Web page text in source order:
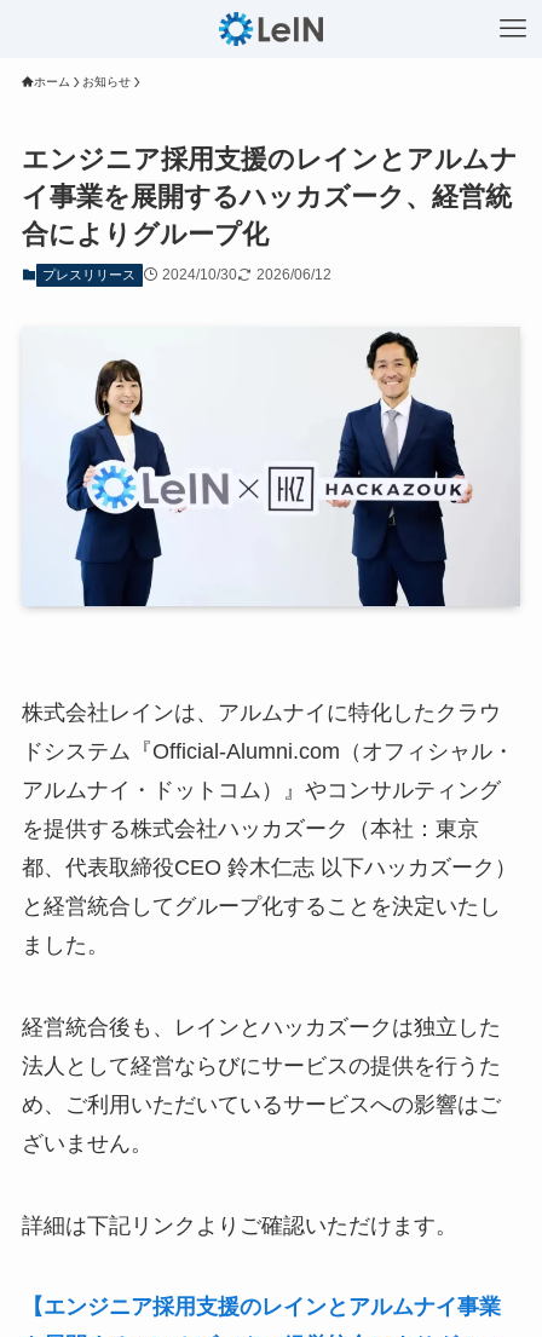
ホーム お知らせ
エンジニア採用支援のレインとアルムナ
イ事業を展開するハッカズーク、経営統
合によりグループ化
プレスリリース 2024/10/30 2026/06/12
株式会社レインは、アルムナイに特化したクラウ
ドシステム『Official-Alumni.com（オフィシャル・
アルムナイ・ドットコム）』やコンサルティング
を提供する株式会社ハッカズーク（本社：東京
都、代表取締役CEO 鈴木仁志 以下ハッカズーク）
と経営統合してグループ化することを決定いたし
ました。
経営統合後も、レインとハッカズークは独立した
法人として経営ならびにサービスの提供を行うた
め、ご利用いただいているサービスへの影響はご
ざいません。
詳細は下記リンクよりご確認いただけます。
【エンジニア採用支援のレインとアルムナイ事業